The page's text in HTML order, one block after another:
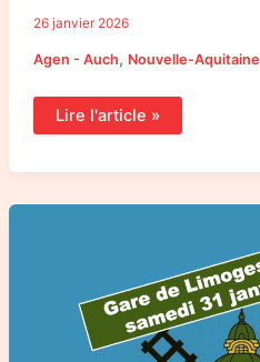
26 janvier 2026
Agen - Auch, Nouvelle-Aquitaine
Lire l'article »
Communiqué
Sans-
Trains”
gare